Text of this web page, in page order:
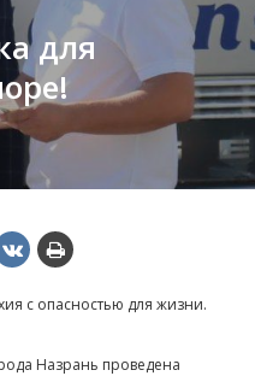
для
с опасностью для жизни.
Назрань проведена